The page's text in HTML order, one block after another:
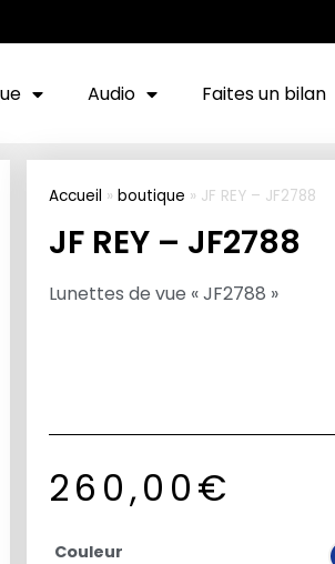
Audio Faites un bilan
Accueil » boutique » JF REY – JF2788
JF REY – JF2788
Lunettes de vue « JF2788 »
260,00€
Couleur